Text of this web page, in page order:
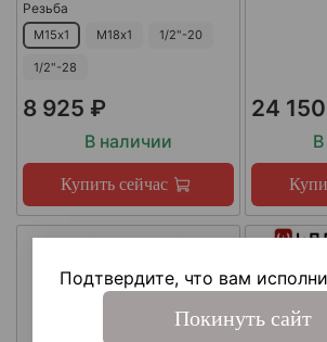
Резьба
М15х1 М18х1 1/2"-20
1/2"-28
8 925 ₽
В наличии
Купить сейчас
24
Подтвердите, что вам
Покинуть сайт